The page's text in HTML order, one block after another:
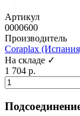
Артикул
0000600
Производитель
Coraplax
На складе ✓
1 704 р.